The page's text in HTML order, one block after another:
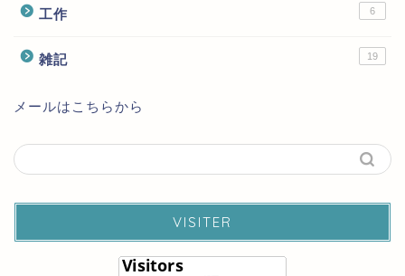
工作 6
雑記 19
メールはこちらから
VISITER